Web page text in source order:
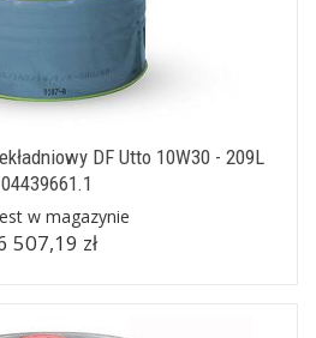
DF Utto 10W30 - 209L
04439661.1
w magazynie
507,19 zł